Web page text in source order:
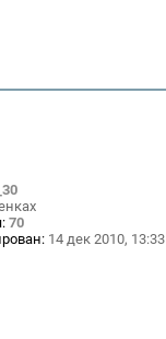
70
14 дек 2010, 13:33